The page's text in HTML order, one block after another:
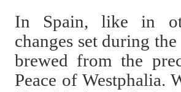
In Spain, like in
changes set during
brewed from the
Peace of